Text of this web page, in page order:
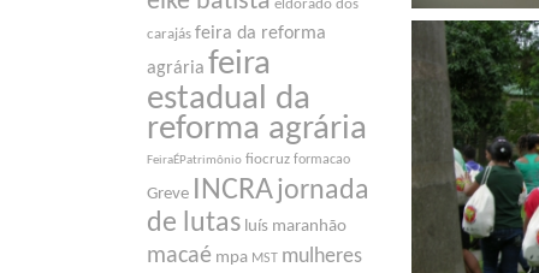
eldorado dos
carajás feira da reforma
agrária feira
estadual da
reforma agrária
FeiraÉPatrimônio fiocruz formacao
Greve INCRA jornada
de lutas luís maranhão
macaé mpa MST mulheres